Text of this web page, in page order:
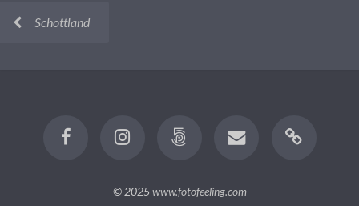
Schottland
© 2025www.fotofeeling.com